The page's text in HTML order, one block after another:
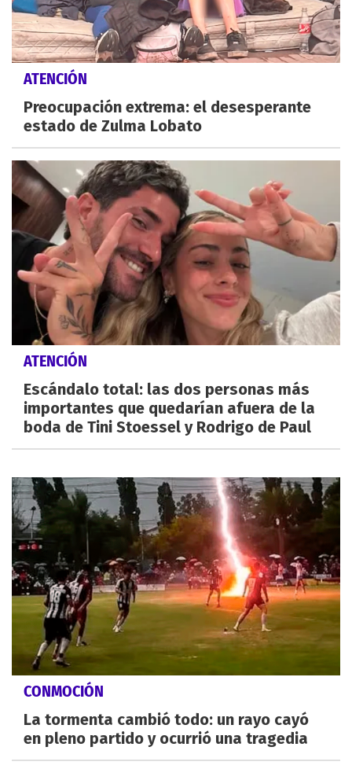
ATENCIÓN
Preocupación extrema: el desesperante
estado de Zulma Lobato
ATENCIÓN
Escándalo total: las dos personas más
importantes que quedarían afuera de la
boda de Tini Stoessel y Rodrigo de Paul
CONMOCIÓN
La tormenta cambió todo: un rayo cayó
en pleno partido y ocurrió una tragedia